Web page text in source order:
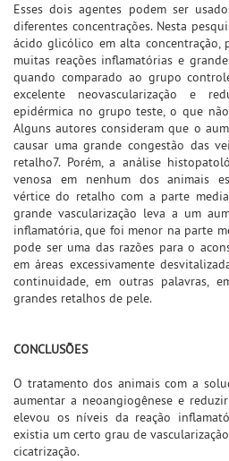
Esses dois agentes podem ser
diferentes concentrações. Nesta
ácido glicólico em alta concentração,
muitas reações inflamatórias e
quando comparado ao grupo
excelente neovascularização e
epidérmica no grupo teste, o que
Alguns autores consideram que o
causar uma grande congestão das
retalho7. Porém, a análise
venosa em nenhum dos animais
vértice do retalho com a parte
grande vascularização leva a um
inflamatória, que foi menor na parte
pode ser uma das razões para o
em áreas excessivamente
continuidade, em outras palavras,
grandes retalhos de pele.
CONCLUSÕES
O tratamento dos animais com a
aumentar a neoangiogênese e
elevou os níveis da reação
existia um certo grau de
cicatrização.